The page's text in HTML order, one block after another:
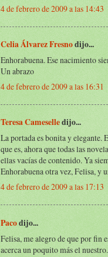
4 de febrero de 2009 a las 14:43
Celia Álvarez Fresnodijo...
Enhorabuena. Ese nacimiento
Un abrazo
4 de febrero de 2009 a las 16:31
Teresa Cameselledijo...
La portada es bonita y
que es, ahora que todas las
ellas vacías de contenido. Ya
Enhorabuena otra vez, Felisa, y
4 de febrero de 2009 a las 17:13
Pacodijo...
Felisa, me alegro de que por fin
acerca un poquito más el nuestro.